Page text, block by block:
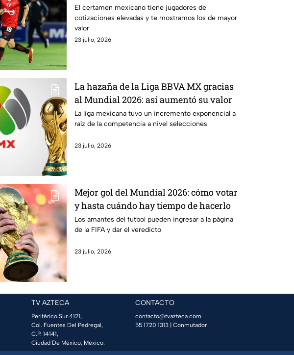
Apertura 2026
El certamen mexicano tiene jugadores de
cotizaciones elevadas y te mostramos los de mayor
valor
23 julio, 2026
La hazaña de la Liga BBVA MX gracias
al Mundial 2026: así aumentó su valor
La liga mexicana tuvo un incremento exponencial a
raíz de la competencia a nivel selecciones
23 julio, 2026
Mejor gol del Mundial 2026: cómo votar
y hasta cuándo hay tiempo de hacerlo
Los amantes del futbol pueden ingresar a la página
de la FIFA y dar el veredicto
23 julio, 2026
TV AZTECA
Periférico Sur 4121,
Col. Fuentes Del Pedregal,
C.P. 14141,
Ciudad De México, México.
CONTACTO
contacto@tvazteca.com
55 1720 1313 | Conmutador